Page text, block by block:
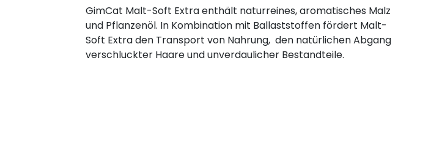
GimCat Malt-Soft Extra enthält naturreines, aromatisches Malz
und Pflanzenöl. In Kombination mit Ballaststoffen fördert Malt-
Soft Extra den Transport von Nahrung, den natürlichen Abgang
verschluckter Haare und unverdaulicher Bestandteile.